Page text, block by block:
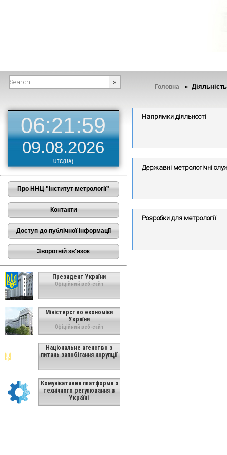
Головна » Діяльність
06:21:59
09.08.2026
UTC(UA)
Про ННЦ "Інститут метрології"
Контакти
Доступ до публічної інформації
Зворотній зв'язок
Президент України
Офіційний веб-сайт
Міністерство економіки
України
Офіційний веб-сайт
Національне агенство з
питань запобігання корупції
Комунікативна платформа з
технічного регулювання в
Україні
Напрямки діяльності
Державні метрологічні
Розробки для метрології